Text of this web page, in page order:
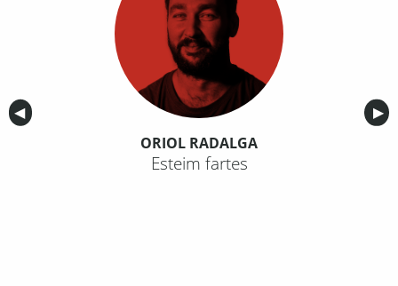
Anterior
◀︎ ▶︎
ORIOL RADALGA
Esteim fartes